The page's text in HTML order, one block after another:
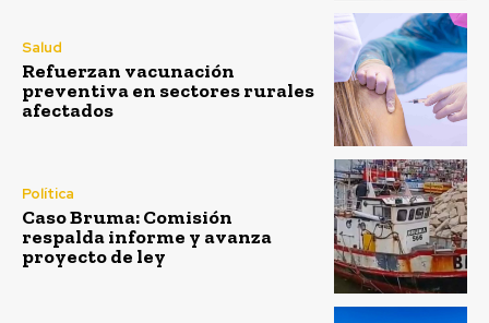
Salud
Refuerzan vacunación
preventiva en sectores rurales
afectados
Política
Caso Bruma: Comisión
respalda informe y avanza
proyecto de ley